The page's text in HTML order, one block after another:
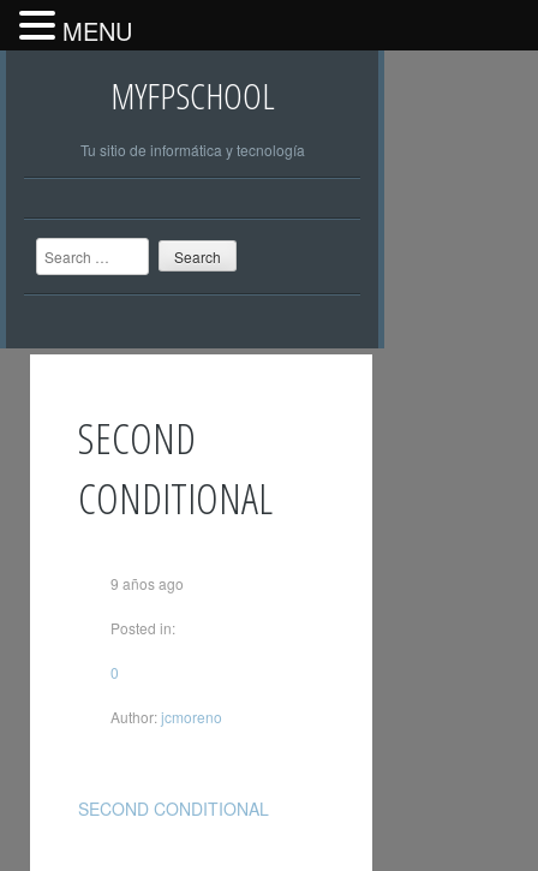
MYFPSCHOOL
Tu sitio de informática y tecnología
Search
SECOND
CONDITIONAL
9 años ago
Posted in:
0
Author:jcmoreno
SECOND CONDITIONAL
MENU